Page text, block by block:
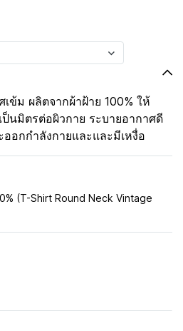
ข้ม ผลิตจากผ้าฝ้าย 100% ให้
นมิตรต่อผิวกาย ระบายอากาศดี
อกกำลังกายและและมีเหงื่อ
(T-Shirt Round Neck Vintage